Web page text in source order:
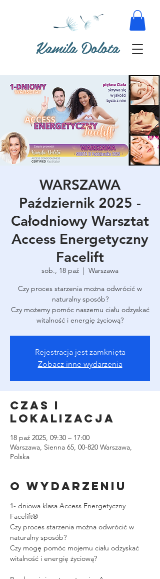
Kamila Dolota
WARSZAWA
Październik 2025 -
Całodniowy Warsztat
Access Energetyczny
Facelift
sob., 18 paź
  |
Warszawa
Czy proces starzenia można odwrócić w
naturalny sposób?
Czy możemy pomóc naszemu ciału odzyskać
witalność i energię życiową?
Rejestracja jest zamknięta
Zobacz inne wydarzenia
Czas i
lokalizacja
18 paź 2025, 09:30 – 17:00
Warszawa, Sienna 65, 00-820 Warszawa,
Polska
O wydarzeniu
1- dniowa klasa Access Energetyczny
Facelift®
Czy proces starzenia można odwrócić w
naturalny sposób?
Czy mogę pomóc mojemu ciału odzyskać
witalność i energię życiową?